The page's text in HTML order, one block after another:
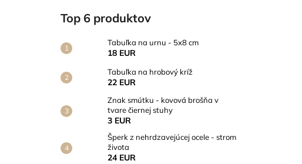
Top 6 produktov
Tabuľka na urnu - 5x8 cm
18 EUR
Tabuľka na hrobový kríž
22 EUR
Znak smútku - kovová brošňa v
tvare čiernej stuhy
3 EUR
Šperk z nehrdzavejúcej ocele - strom
života
24 EUR